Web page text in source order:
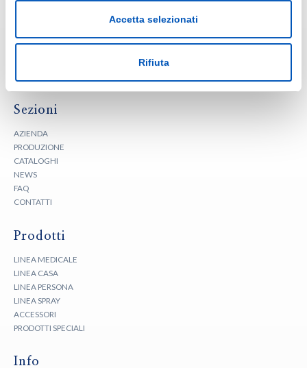
Accetta selezionati
Rifiuta
Sezioni
AZIENDA
PRODUZIONE
CATALOGHI
NEWS
FAQ
CONTATTI
Prodotti
LINEA MEDICALE
LINEA CASA
LINEA PERSONA
LINEA SPRAY
ACCESSORI
PRODOTTI SPECIALI
Info